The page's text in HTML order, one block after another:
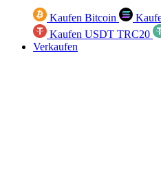
Kaufen Bitcoin
Kaufen USDT TRC20
Verkaufen